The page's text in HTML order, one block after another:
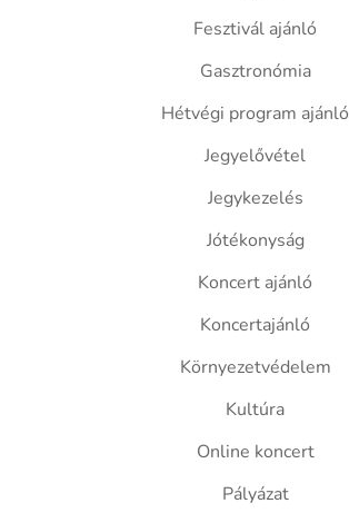
Fesztivál ajánló
Gasztronómia
Hétvégi program ajánló
Jegyelővétel
Jegykezelés
Jótékonyság
Koncert ajánló
Koncertajánló
Környezetvédelem
Kultúra
Online koncert
Pályázat